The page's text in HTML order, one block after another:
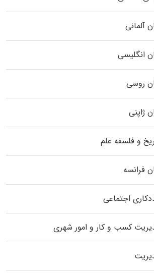
آلمانی
انگلیسی
روسی
ژاپنی
و فلسفه علم
فرانسه
اجتماعی
کسب و کار و امور شهری